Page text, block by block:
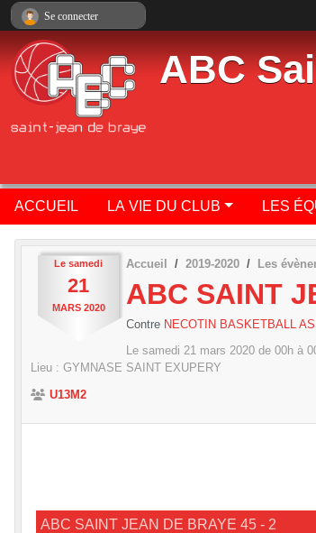
ABC
ACCUEIL LA VIE DU CLUB LES
Le samedi
21
MARS 2020
Accueil 2019-2020 Les
ABC SAINT
Contre NECOTIN BASKETBALL
Le samedi 21 mars 2020 de 00h à
Lieu : GYMNASE SAINT EXUPERY
U13M2
ABC SAINT JEAN DE BRAYE 45 - 2
Se connecter
Panneau de gestion des cookies